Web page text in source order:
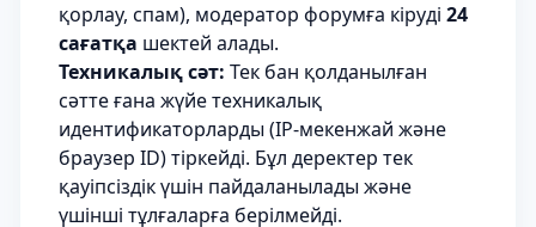
қорлау, спам), модератор форумға кіруді 24
сағатқа шектей алады.
Техникалық сәт: Тек бан қолданылған
сәтте ғана жүйе техникалық
идентификаторларды (IP-мекенжай және
браузер ID) тіркейді. Бұл деректер тек
қауіпсіздік үшін пайдаланылады және
үшінші тұлғаларға берілмейді.